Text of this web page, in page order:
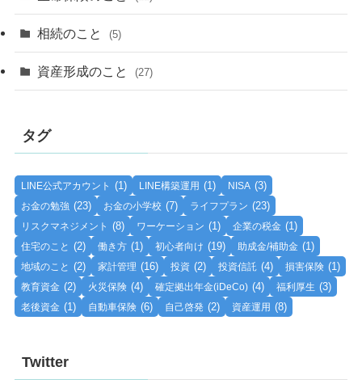
相続のこと (5)
資産形成のこと (27)
タグ
LINE公式アカウント (1) LINE構築運用 (1) NISA (3)
お金の勉強 (23) お金の小学校 (7) ライフプラン (23)
リスクマネジメント (8) ワーケーション (1) 企業の税金 (1)
住宅のこと (2) 働き方 (1) 初心者向け (19) 助成金/補助金 (1)
地域のこと (2) 家計管理 (16) 投資 (2) 投資信託 (4) 損害保険 (1)
教育資金 (2) 火災保険 (4) 確定拠出年金(iDeCo) (4) 福利厚生 (3)
老後資金 (1) 自動車保険 (6) 自己啓発 (2) 資産運用 (8)
Twitter